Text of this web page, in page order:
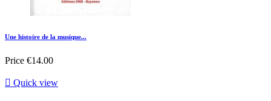
Une histoire de la musique...
Price €14.00
 Quick view